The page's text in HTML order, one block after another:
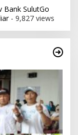
Bank SulutGo
- 9,827 views